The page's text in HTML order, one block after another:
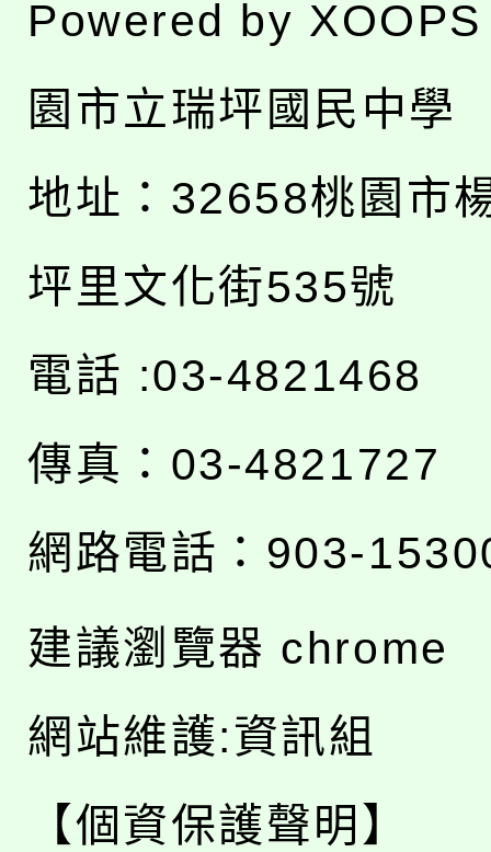
Powered by XOOPS
園市立瑞坪國民中學
地址： 32658桃園市
坪里文化街535號
電話 :03-4821468
傳真：03-4821727
網路電話：903-
建議瀏覽器 chrome
網站維護:資訊組
【個資保護聲明】